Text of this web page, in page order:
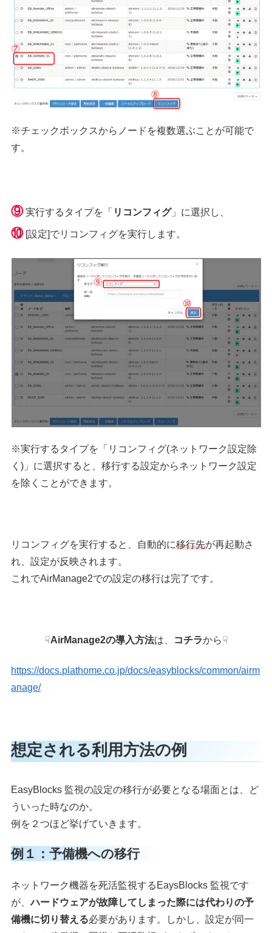
※チェックボックスからノードを複数選ぶことが可能で
す。
⑨実行するタイプを「 リコンフィグ」に選択し、
⑩[設定]でリコンフィグを実行します。
※実行するタイプを「リコンフィグ(ネットワーク設定除
く)」に選択すると、移行する設定からネットワーク設定
を除くことができます。
リコンフィグを実行すると、自動的に移行先が再起動さ
れ、設定が反映されます。
これでAirManage2での設定の移行は完了です。
☟AirManage2の導入方法は、 コチラから☟
https://docs.plathome.co.jp/docs/easyblocks/common/airm
anage/
想定される利用方法の例
EasyBlocks 監視の設定の移行が必要となる場面とは、ど
ういった時なのか。
例を２つほど挙げていきます。
例１：予備機への移行
ネットワーク機器を死活監視するEaysBlocks 監視です
が、ハードウェアが故障してしまった際には代わりの予
備機に切り替える必要があります。しかし、設定が同一